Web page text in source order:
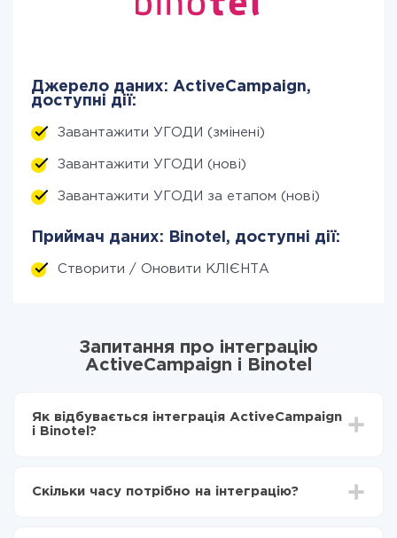
Джерело даних: ActiveCampaign,
доступні дії:
Завантажити УГОДИ (змінені)
Завантажити УГОДИ (нові)
Завантажити УГОДИ за етапом (нові)
Приймач даних: Binotel, доступні дії:
Створити / Оновити КЛІЄНТА
Запитання про інтеграцію
ActiveCampaign і Binotel
Як відбувається інтеграція ActiveCampaign
і Binotel?
Вибираєте які дані передавати з ActiveCampaign
Скільки часу потрібно на інтеграцію?